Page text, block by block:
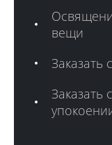
вещи
Заказать
Заказать